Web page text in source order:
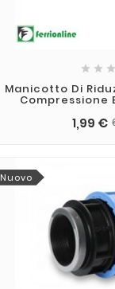
  
Manicotto Di
Compressione
1,99 €
Nuovo